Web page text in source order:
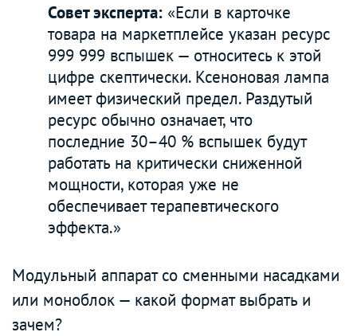
Совет эксперта: «Если в карточке
товара на маркетплейсе указан ресурс
999 999 вспышек — относитесь к этой
цифре скептически. Ксеноновая лампа
имеет физический предел. Раздутый
ресурс обычно означает, что
последние 30–40 % вспышек будут
работать на критически сниженной
мощности, которая уже не
обеспечивает терапевтического
эффекта.»
Модульный аппарат со сменными насадками
или моноблок — какой формат выбрать и
зачем?